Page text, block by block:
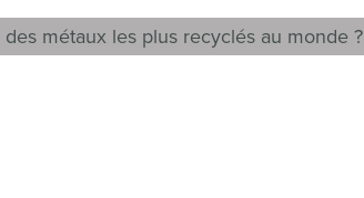
métaux les plus recyclés au monde ?